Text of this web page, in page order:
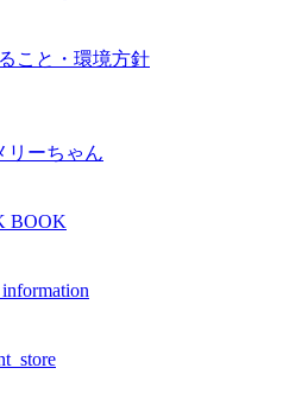
こと・環境方針
リーちゃん
BOOK